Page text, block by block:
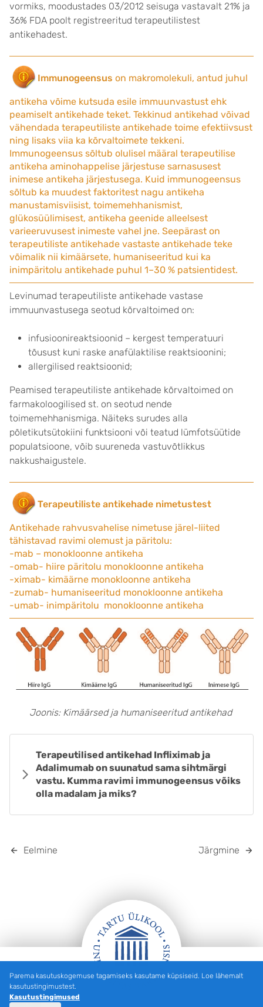
vormiks, moodustades 03/2012 seisuga vastavalt 21% ja
36% FDA poolt registreeritud terapeutilistest
antikehadest.
Immunogeensus on makromolekuli, antud juhul
antikeha võime kutsuda esile immuunvastust ehk
peamiselt antikehade teket. Tekkinud antikehad võivad
vähendada terapeutiliste antikehade toime efektiivsust
ning lisaks viia ka kõrvaltoimete tekkeni.
Immunogeensus sõltub olulisel määral terapeutilise
antikeha aminohappelise järjestuse sarnasusest
inimese antikeha järjestusega. Kuid immunogeensus
sõltub ka muudest faktoritest nagu antikeha
manustamisviisist, toimemehhanismist,
glükosüülimisest, antikeha geenide alleelsest
varieeruvusest inimeste vahel jne. Seepärast on
terapeutiliste antikehade vastaste antikehade teke
võimalik nii kimäärsete, humaniseeritud kui ka
inimpäritolu antikehade puhul 1–30 % patsientidest.
Levinumad terapeutiliste antikehade vastase
immuunvastusega seotud kõrvaltoimed on:
infusioonireaktsioonid – kergest temperatuuri
tõusust kuni raske anafülaktilise reaktsioonini;
allergilised reaktsioonid;
Peamised terapeutiliste antikehade kõrvaltoimed on
farmakoloogilised st. on seotud nende
toimemehhanismiga. Näiteks surudes alla
põletikutsütokiini funktsiooni või teatud lümfotsüütide
populatsioone, võib suureneda vastuvõtlikkus
nakkushaigustele.
Terapeutiliste antikehade nimetustest
Antikehade rahvusvahelise nimetuse järel-liited
tähistavad ravimi olemust ja päritolu:
-mab – monokloonne antikeha
-omab- hiire päritolu monokloonne antikeha
-ximab- kimäärne monokloonne antikeha
-zumab- humaniseeritud monokloonne antikeha
-umab- inimpäritolu monokloonne antikeha
Joonis: Kimäärsed ja humaniseeritud antikehad
Terapeutilised antikehad Infliximab ja
Adalimumab on suunatud sama sihtmärgi
vastu. Kumma ravimi immunogeensus võiks
olla madalam ja miks?
Eelmine Järgmine
Jalus
Parema kasutuskogemuse tagamiseks kasutame küpsiseid. Loe lähemalt
kasutustingimustest.
Kasutustingimused